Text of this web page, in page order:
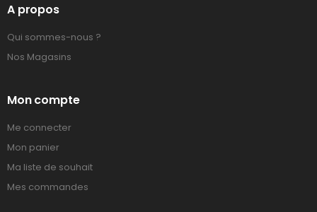
A propos
Qui sommes-nous ?
Nos Magasins
Mon compte
Me connecter
Mon panier
Ma liste de souhait
Mes commandes